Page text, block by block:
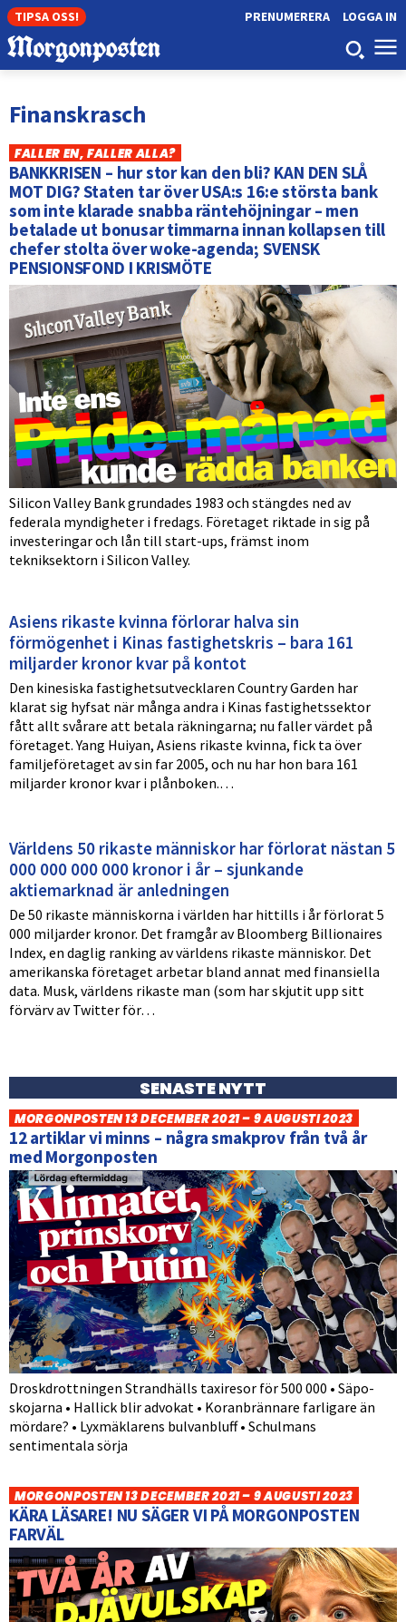
TIPSA OSS! LOGGA IN
PRENUMERERA
Finanskrasch
FALLER EN, FALLER ALLA?
BANKKRISEN – hur stor kan den bli? KAN DEN SLÅ
MOT DIG? Staten tar över USA:s 16:e största bank
som inte klarade snabba räntehöjningar – men
betalade ut bonusar timmarna innan kollapsen till
chefer stolta över woke-agenda; SVENSK
PENSIONSFOND I KRISMÖTE
Silicon Valley Bank grundades 1983 och stängdes ned av
federala myndigheter i fredags. Företaget riktade in sig på
investeringar och lån till start-ups, främst inom
tekniksektorn i Silicon Valley.
Asiens rikaste kvinna förlorar halva sin
förmögenhet i Kinas fastighetskris – bara 161
miljarder kronor kvar på kontot
Den kinesiska fastighetsutvecklaren Country Garden har
klarat sig hyfsat när många andra i Kinas fastighetssektor
fått allt svårare att betala räkningarna; nu faller värdet på
företaget. Yang Huiyan, Asiens rikaste kvinna, fick ta över
familjeföretaget av sin far 2005, och nu har hon bara 161
miljarder kronor kvar i plånboken.…
Världens 50 rikaste människor har förlorat nästan 5
000 000 000 000 kronor i år – sjunkande
aktiemarknad är anledningen
De 50 rikaste människorna i världen har hittills i år förlorat 5
000 miljarder kronor. Det framgår av Bloomberg Billionaires
Index, en daglig ranking av världens rikaste människor. Det
amerikanska företaget arbetar bland annat med finansiella
data. Musk, världens rikaste man (som har skjutit upp sitt
förvärv av Twitter för…
SENASTE NYTT
MORGONPOSTEN 13 DECEMBER 2021 – 9 AUGUSTI 2023
12 artiklar vi minns – några smakprov från två år
med Morgonposten
Droskdrottningen Strandhälls taxiresor för 500 000 • Säpo-
skojarna • Hallick blir advokat • Koranbrännare farligare än
mördare? • Lyxmäklarens bulvanbluff • Schulmans
sentimentala sörja
MORGONPOSTEN 13 DECEMBER 2021 – 9 AUGUSTI 2023
KÄRA LÄSARE! NU SÄGER VI PÅ MORGONPOSTEN
FARVÄL